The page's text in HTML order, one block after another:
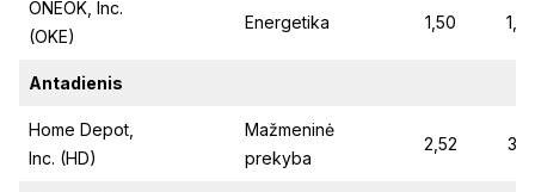
ONEOK, Inc.
(OKE)
Energetika 1,50
Antadienis
Home Depot,
Inc. (HD)
Mažmeninė
prekyba
2,52 3,13